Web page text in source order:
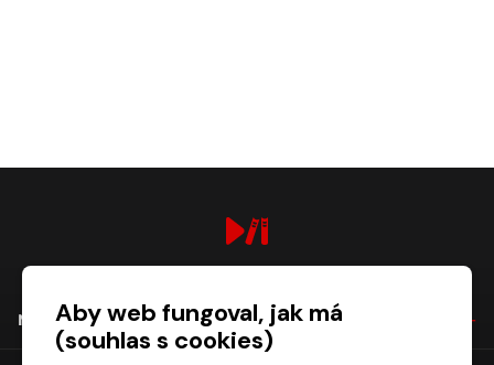
NÁKUPAby web fungoval, jak má
(souhlas s cookies)